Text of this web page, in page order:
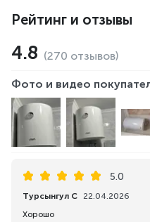
Рейтинг и отзывы
4.8 (270 отзывов)
Фото и видео
5.0
Турсынгул С 22.04.2026
Хорошо